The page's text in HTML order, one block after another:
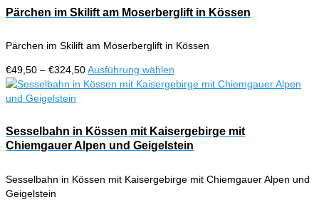
Produktseite
werden
€324,50
mehrere
Varianten
Die
können
auf
gewählt
werden
Pärchen im Skilift am Moserberglift in Kössen
Pärchen im Skilift am Moserberglift in Kössen
€49,50 – €324,50Preisspanne:
€49,50
Ausführung wählen
Produkt
Varianten
auf.
Die
können
Sesselbahn in Kössen mit Kaisergebirge mit
Chiemgauer Alpen und Geigelstein
Sesselbahn in Kössen mit Kaisergebirge mit Chiemgauer Alpen und
Geigelstein